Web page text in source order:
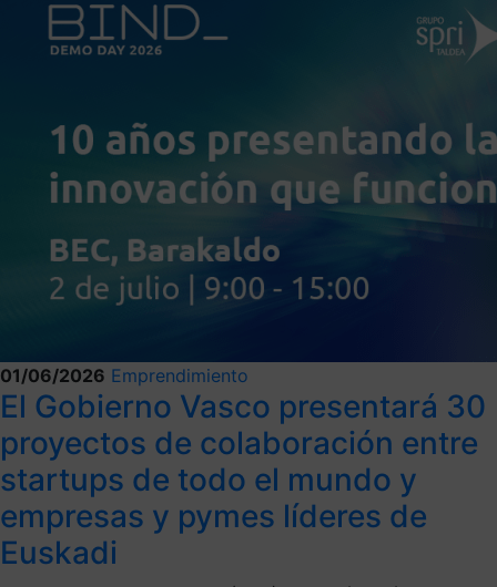
01/06/2026 Emprendimiento
El Gobierno Vasco presentará 30
proyectos de colaboración entre
startups de todo el mundo y
empresas y pymes líderes de
Euskadi